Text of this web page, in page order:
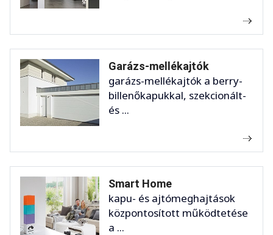
Garázs-mellékajtók
garázs-mellékajtók a berry-
billenőkapukkal, szekcionált-
és ...
Smart Home
kapu- és ajtómeghajtások
központosított működtetése
a ...